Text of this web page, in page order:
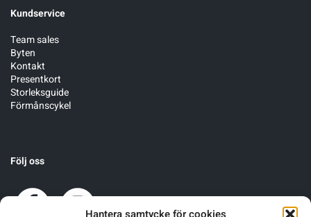
Kundservice
Team sales
Byten
Kontakt
Presentkort
Storleksguide
Förmånscykel
Följ oss